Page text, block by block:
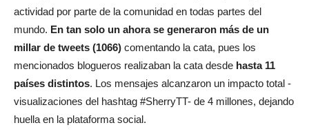
actividad por parte de la comunidad en todas partes del
mundo. En tan solo un ahora se generaron más de un
millar de tweets (1066) comentando la cata, pues los
mencionados blogueros realizaban la cata desde hasta 11
países distintos. Los mensajes alcanzaron un impacto total -
visualizaciones del hashtag #SherryTT- de 4 millones, dejando
huella en la plataforma social.